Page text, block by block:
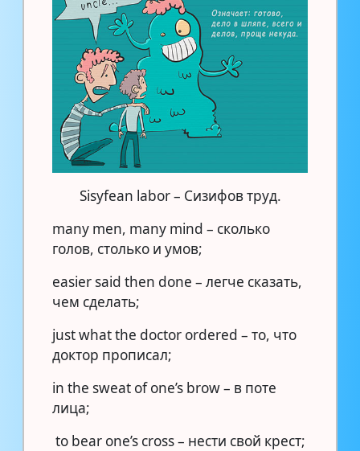
Sisyfean labor – Сизифов труд.
many men, many mind – сколько
голов, столько и умов;
easier said then done – легче сказать,
чем сделать;
just what the doctor ordered – то, что
доктор прописал;
in the sweat of one’s brow – в поте
лица;
to bear one’s cross – нести свой крест;